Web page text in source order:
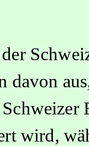
davon
wird,